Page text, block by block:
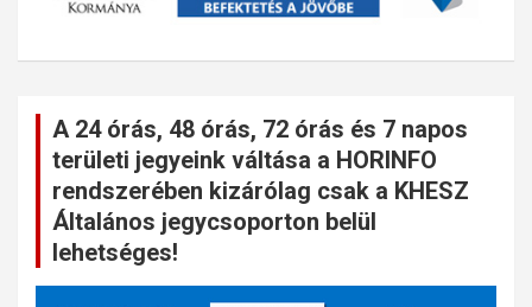
A 24 órás, 48 órás, 72 órás és 7 napos
területi jegyeink váltása a HORINFO
rendszerében kizárólag csak a KHESZ
Általános jegycsoporton belül
lehetséges!